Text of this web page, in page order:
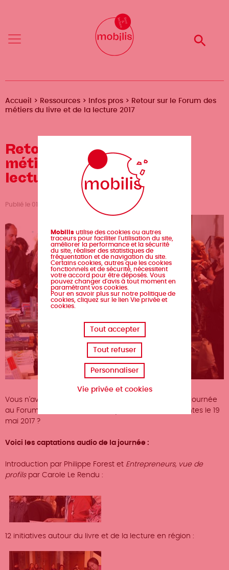
Menu
principal
Menu
Fil
Accueil Ressources Infos pros
Retour sur le Forum des
métiers du livre et de la lecture 2017
Retour sur le Forum des
métiers du livre et de la
lecture 2017
Publié le 01/06/2017, mis à jour le 01/06/2017
Vous n'avez pas pu vous déplacer ou rester toute la journée
au Forum des métiers du livre qui s'est déroulé à Nantes le 19
mai 2017 ?
Voici les captations audio de la journée :
Introduction par Philippe Forest et Entrepreneurs, vue de
profilspar Carole Le Rendu :
12 initiatives autour du livre et de la lecture en région :
Mobilis utilise des cookies ou autres
traceurs pour faciliter l'utilisation du site,
améliorer la performance et la sécurité
du site, réaliser des statistiques de
fréquentation et de navigation du site.
Certains cookies, autres que les cookies
fonctionnels et de sécurité, nécessitent
votre accord pour être déposés. Vous
pouvez changer d'avis à tout moment en
paramétrant vos cookies.
Pour en savoir plus sur notre politique de
cookies, cliquez sur le lien Vie privée et
cookies.
Tout accepter
Tout refuser
Personnaliser
Vie privée et cookies